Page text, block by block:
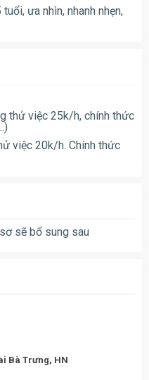
ưa nhìn, nhanh nhẹn,
thử việc 25k/h, chính thức
việc 20k/h. Chính thức
sẽ bổ sung sau
Bà Trưng, HN